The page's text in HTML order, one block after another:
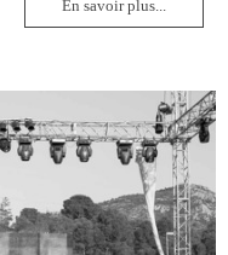
En savoir plus...